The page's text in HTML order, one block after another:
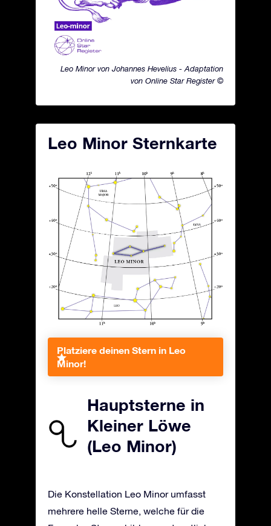
Leo Minor von Johannes Hevelius - Adaptation
von Online Star Register ©
Leo Minor Sternkarte
Platziere deinen Stern in Leo
Minor!
Hauptsterne in
Kleiner Löwe
(Leo Minor)
Die Konstellation Leo Minor umfasst
mehrere helle Sterne, welche für die